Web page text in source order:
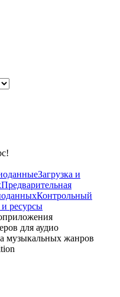
Загрузка и
Предварительная
Контрольный
ресурсы
для аудио
музыкальных жанров